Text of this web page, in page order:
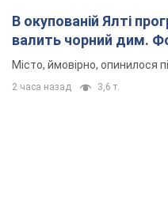
В окупованій Ялті
валить чорний дим.
Місто, ймовірно, опинилося
2 часа назад 3,6 т.